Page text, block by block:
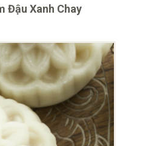
Đậu Xanh Chay